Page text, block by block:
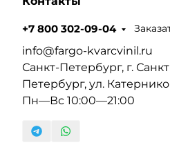
+7 800 302-09-04
info@fargo-kvarcvinil.ru
Санкт-Петербург, г.
Петербург, ул.
Пн—Вс 10:00—21:00